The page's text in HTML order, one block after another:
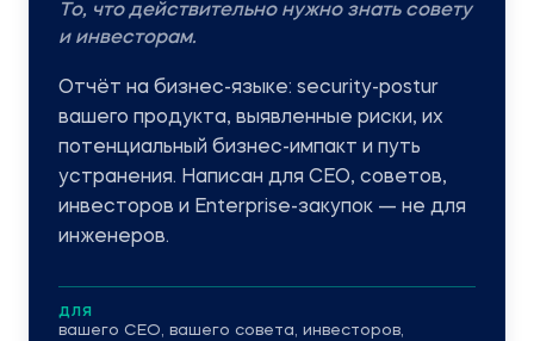
То, что действительно нужно знать совету
и инвесторам.
Отчёт на бизнес-языке: security-postur
вашего продукта, выявленные риски, их
потенциальный бизнес-импакт и путь
устранения. Написан для CEO, советов,
инвесторов и Enterprise-закупок — не для
инженеров.
ДЛЯ
вашего CEO, вашего совета, инвесторов,